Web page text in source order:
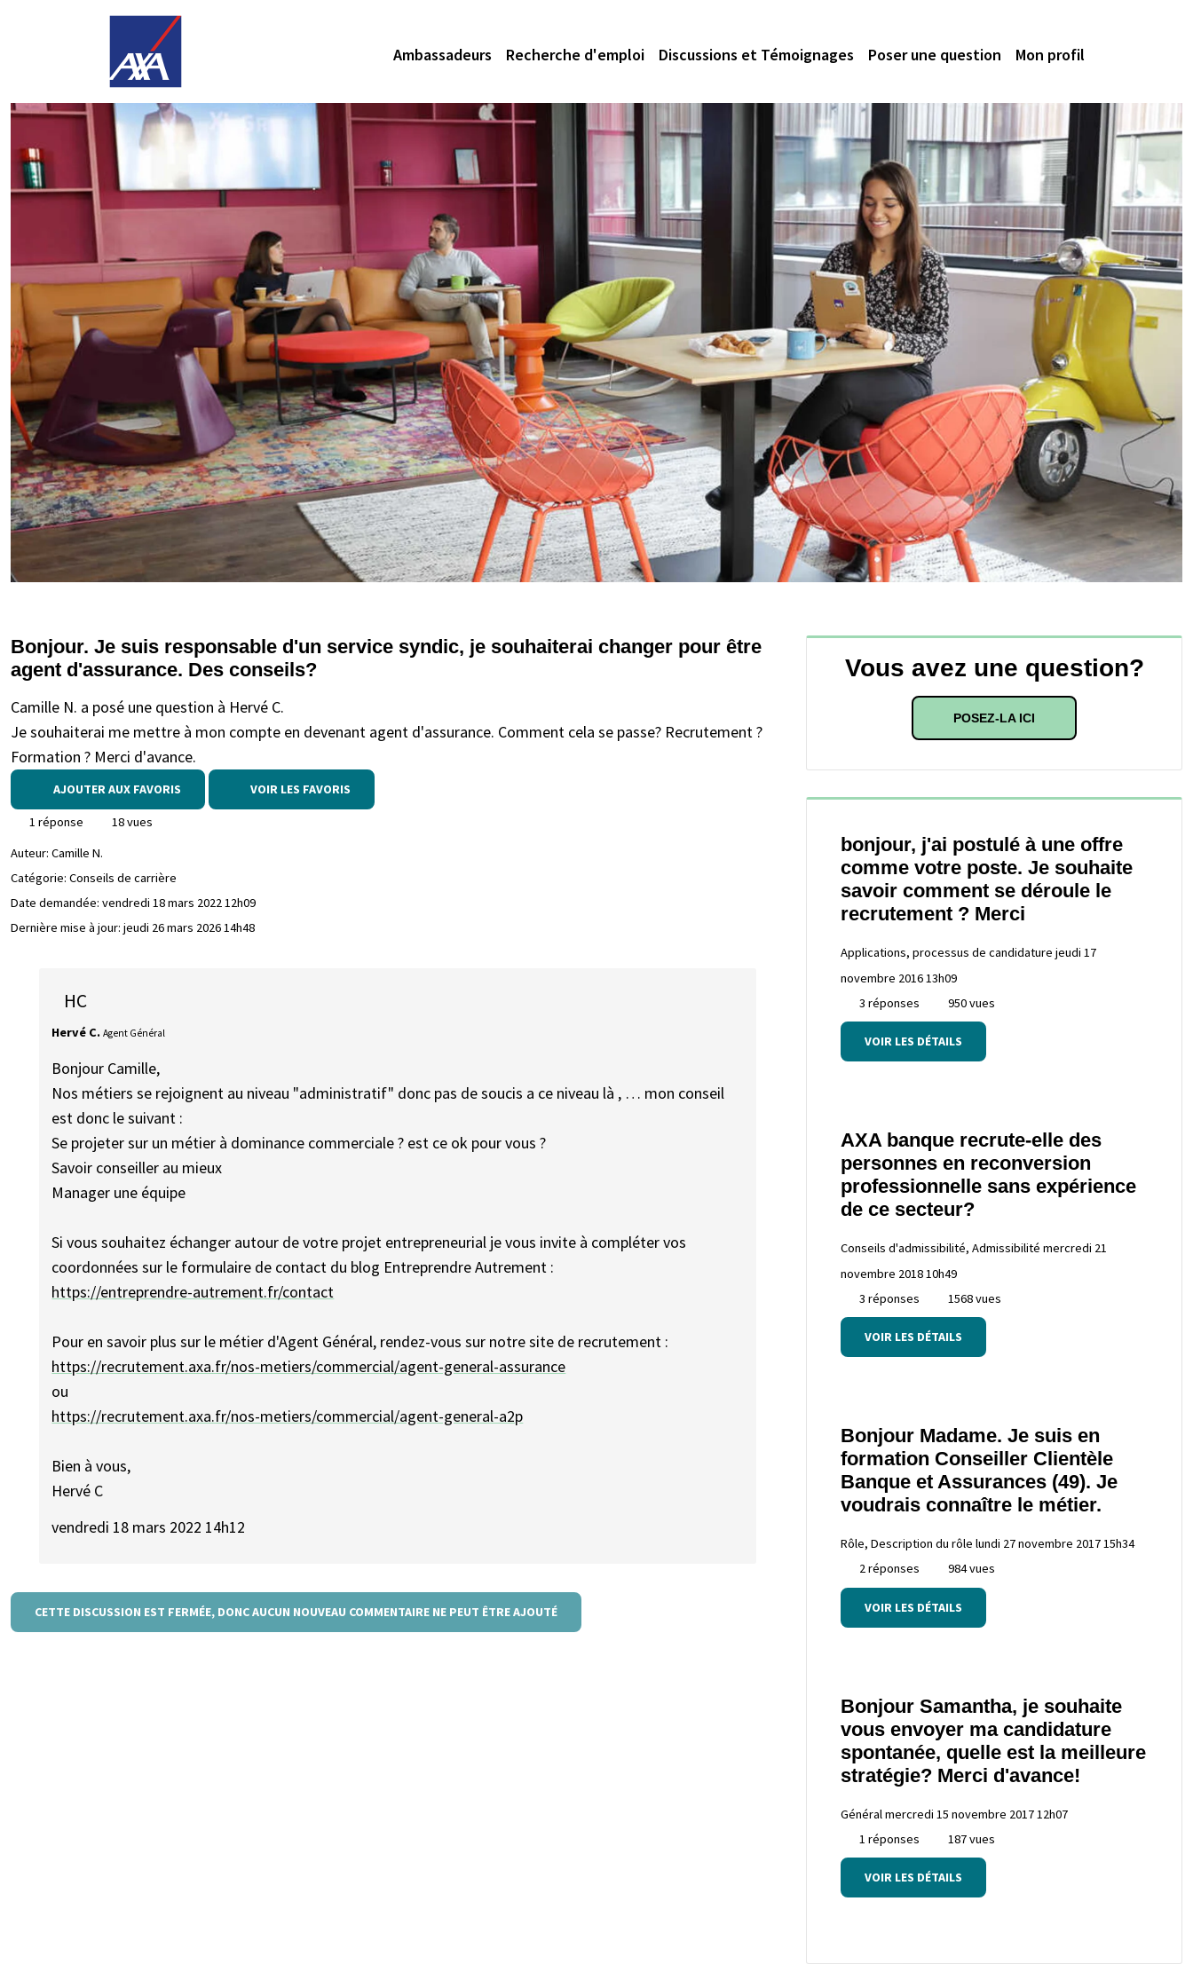
Ambassadeurs Recherche d'emploi Discussions et Témoignages Poser une question Mon profil
Bonjour. Je suis responsable d'un service syndic, je souhaiterai changer pour être
agent d'assurance. Des conseils?
Camille N. a posé une question à Hervé C.
Je souhaiterai me mettre à mon compte en devenant agent d'assurance. Comment cela se passe? Recrutement ?
Formation ? Merci d'avance.
AJOUTER AUX FAVORIS VOIR LES FAVORIS
1 réponse
18 vues
Auteur: Camille N.
Catégorie: Conseils de carrière
Date demandée: vendredi 18 mars 2022 12h09
Dernière mise à jour: jeudi 26 mars 2026 14h48
HC
Hervé C. Agent Général
Bonjour Camille,
Nos métiers se rejoignent au niveau "administratif" donc pas de soucis a ce niveau là , … mon conseil
est donc le suivant :
Se projeter sur un métier à dominance commerciale ? est ce ok pour vous ?
Savoir conseiller au mieux
Manager une équipe
Si vous souhaitez échanger autour de votre projet entrepreneurial je vous invite à compléter vos
coordonnées sur le formulaire de contact du blog Entreprendre Autrement :
https://entreprendre-autrement.fr/contact
Pour en savoir plus sur le métier d'Agent Général, rendez-vous sur notre site de recrutement :
https://recrutement.axa.fr/nos-metiers/commercial/agent-general-assurance
ou
https://recrutement.axa.fr/nos-metiers/commercial/agent-general-a2p
Bien à vous,
Hervé C
vendredi 18 mars 2022 14h12
CETTE DISCUSSION EST FERMÉE, DONC AUCUN NOUVEAU COMMENTAIRE NE PEUT ÊTRE AJOUTÉ
Vous avez une question?
POSEZ-LA ICI
bonjour, j'ai postulé à une offre
comme votre poste. Je souhaite
savoir comment se déroule le
recrutement ? Merci
Applications, processus de candidature jeudi 17
novembre 2016 13h09
3 réponses
950 vues
VOIR LES DÉTAILS
AXA banque recrute-elle des
personnes en reconversion
professionnelle sans expérience
de ce secteur?
Conseils d'admissibilité, Admissibilité mercredi 21
novembre 2018 10h49
3 réponses
1568 vues
VOIR LES DÉTAILS
Bonjour Madame. Je suis en
formation Conseiller Clientèle
Banque et Assurances (49). Je
voudrais connaître le métier.
Rôle, Description du rôle lundi 27 novembre 2017 15h34
2 réponses
984 vues
VOIR LES DÉTAILS
Bonjour Samantha, je souhaite
vous envoyer ma candidature
spontanée, quelle est la meilleure
stratégie? Merci d'avance!
Général mercredi 15 novembre 2017 12h07
1 réponses
187 vues
VOIR LES DÉTAILS